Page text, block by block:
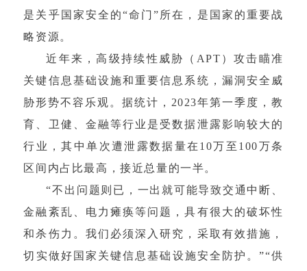
是关乎国家安全的“命门”所在，是国家的重要战
略资源。
近年来，高级持续性威胁（APT）攻击瞄准
关键信息基础设施和重要信息系统，漏洞安全威
胁形势不容乐观。据统计，2023年第一季度，教
育、卫健、金融等行业是受数据泄露影响较大的
行业，其中单次遭泄露数据量在10万至100万条
区间内占比最高，接近总量的一半。
“不出问题则已，一出就可能导致交通中断、
金融紊乱、电力瘫痪等问题，具有很大的破坏性
和杀伤力。我们必须深入研究，采取有效措施，
切实做好国家关键信息基础设施安全防护。”“供